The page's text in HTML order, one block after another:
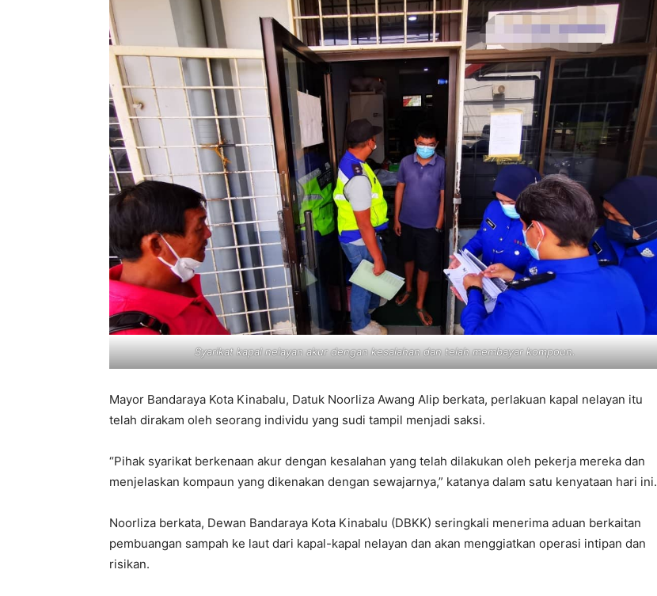
Syarikat kapal nelayan akur dengan kesalahan dan telah membayar kompoun.
Mayor Bandaraya Kota Kinabalu, Datuk Noorliza Awang Alip berkata, perlakuan kapal nelayan itu
telah dirakam oleh seorang individu yang sudi tampil menjadi saksi.
“Pihak syarikat berkenaan akur dengan kesalahan yang telah dilakukan oleh pekerja mereka dan
menjelaskan kompaun yang dikenakan dengan sewajarnya,” katanya dalam satu kenyataan hari ini.
Noorliza berkata, Dewan Bandaraya Kota Kinabalu (DBKK) seringkali menerima aduan berkaitan
pembuangan sampah ke laut dari kapal-kapal nelayan dan akan menggiatkan operasi intipan dan
risikan.